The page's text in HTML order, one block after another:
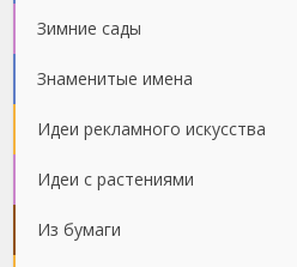
Зимние сады
Знаменитые имена
Идеи рекламного искусства
Идеи с растениями
Из бумаги